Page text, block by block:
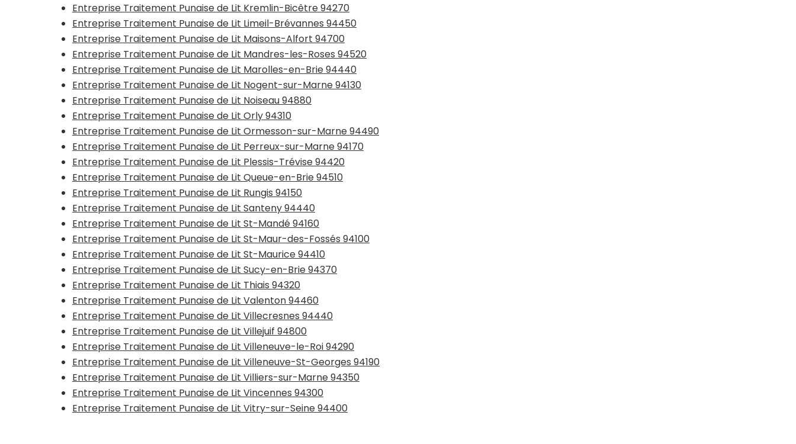
Entreprise Traitement Punaise de Lit Kremlin-Bicêtre 94270
Entreprise Traitement Punaise de Lit Limeil-Brévannes 94450
Entreprise Traitement Punaise de Lit Maisons-Alfort 94700
Entreprise Traitement Punaise de Lit Mandres-les-Roses 94520
Entreprise Traitement Punaise de Lit Marolles-en-Brie 94440
Entreprise Traitement Punaise de Lit Nogent-sur-Marne 94130
Entreprise Traitement Punaise de Lit Noiseau 94880
Entreprise Traitement Punaise de Lit Orly 94310
Entreprise Traitement Punaise de Lit Ormesson-sur-Marne 94490
Entreprise Traitement Punaise de Lit Perreux-sur-Marne 94170
Entreprise Traitement Punaise de Lit Plessis-Trévise 94420
Entreprise Traitement Punaise de Lit Queue-en-Brie 94510
Entreprise Traitement Punaise de Lit Rungis 94150
Entreprise Traitement Punaise de Lit Santeny 94440
Entreprise Traitement Punaise de Lit St-Mandé 94160
Entreprise Traitement Punaise de Lit St-Maur-des-Fossés 94100
Entreprise Traitement Punaise de Lit St-Maurice 94410
Entreprise Traitement Punaise de Lit Sucy-en-Brie 94370
Entreprise Traitement Punaise de Lit Thiais 94320
Entreprise Traitement Punaise de Lit Valenton 94460
Entreprise Traitement Punaise de Lit Villecresnes 94440
Entreprise Traitement Punaise de Lit Villejuif 94800
Entreprise Traitement Punaise de Lit Villeneuve-le-Roi 94290
Entreprise Traitement Punaise de Lit Villeneuve-St-Georges 94190
Entreprise Traitement Punaise de Lit Villiers-sur-Marne 94350
Entreprise Traitement Punaise de Lit Vincennes 94300
Entreprise Traitement Punaise de Lit Vitry-sur-Seine 94400